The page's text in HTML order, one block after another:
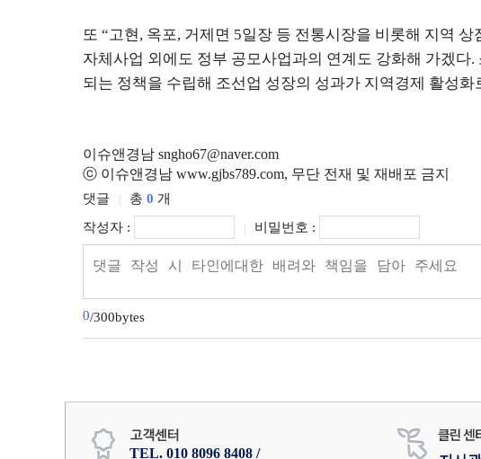
또 “고현, 옥포, 거제면 5일장 등 전통시장을 비롯해 지역 상
자체사업 외에도 정부 공모사업과의 연계도 강화해 가겠다.
되는 정책을 수립해 조선업 성장의 성과가 지역경제 활성
이슈앤경남 sngho67@naver.com
ⓒ 이슈앤경남 www.gjbs789.com, 무단 전재 및 재배포 금지
댓글 총 0 개
작성자 :
비밀번호 :
0/300bytes
TEL. 010 8096 8408 /